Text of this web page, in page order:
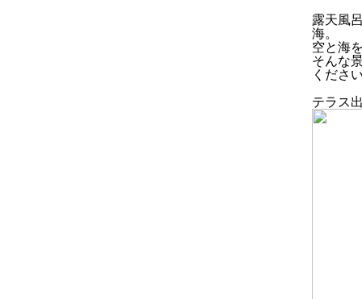
露天風
海。
空と海
そんな
くださ
テラス